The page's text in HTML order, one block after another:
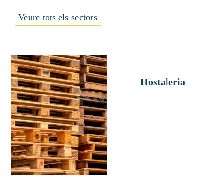
Veure tots els sectors
Hostaleria